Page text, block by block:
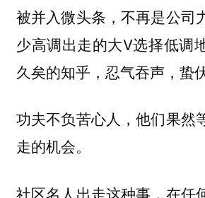
被并入微头条，不再是公司
少高调出走的大V选择低调
久矣的知乎，忍气吞声，蛰
功夫不负苦心人，他们果然
走的机会。
社区名人出走这种事，在任